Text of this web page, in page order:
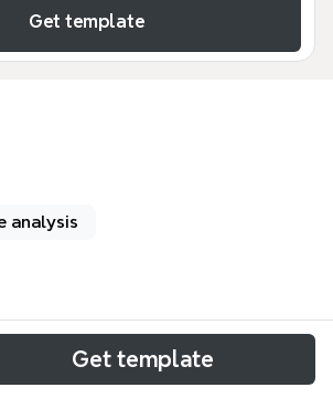
Get template
analysis
mind map dành cho kỹ thuật viên và
kỹ thuật trong lĩnh vực truyền hình
Get template